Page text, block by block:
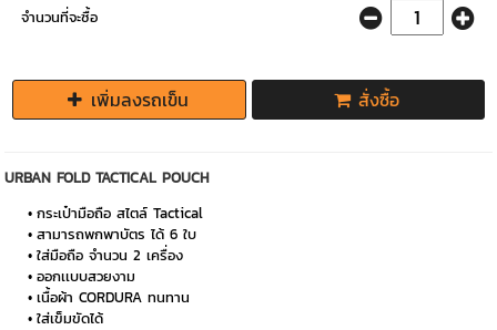
จำนวนที่จะซื้อ
เพิ่มลงรถเข็น สั่งซื้อ
URBAN FOLD TACTICAL POUCH
กระเป๋ามือถือ สไตล์ Tactical
สามารถพกพาบัตร ได้ 6 ใบ
ใส่มือถือ จำนวน 2 เครื่อง
ออกเเบบสวยงาม
เนื้อผ้า CORDURA ทนทาน
ใส่เข็มขัดได้